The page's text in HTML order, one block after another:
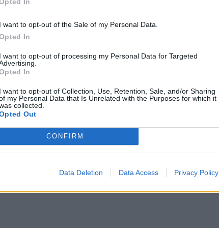
I want to opt-out of the Sale of my Personal Data.
In
I want to opt-out of processing my Personal Data for Targeted
In
I want to opt-out of Collection, Use, Retention, Sale, and/or Sharing
my Personal Data that Is Unrelated with the Purposes for which it
collected.
Out
CONFIRM
Data Deletion Data Access Privacy Policy